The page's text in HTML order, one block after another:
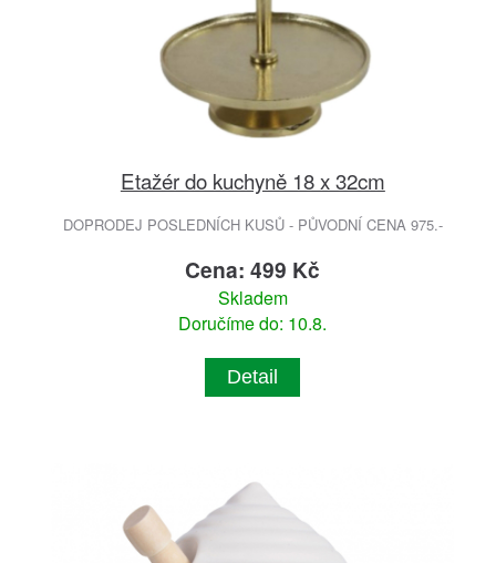
Etažér do kuchyně 18 x 32cm
DOPRODEJ POSLEDNÍCH KUSŮ - PŮVODNÍ CENA 975.-
Cena: 499 Kč
Skladem
Doručíme do: 10.8.
Detail